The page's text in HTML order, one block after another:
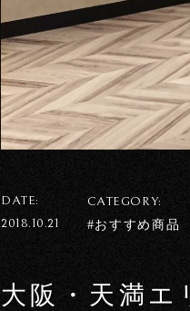
DATE:
2018.10.21
CATEGORY:
#おすすめ商品
大阪・天満エ